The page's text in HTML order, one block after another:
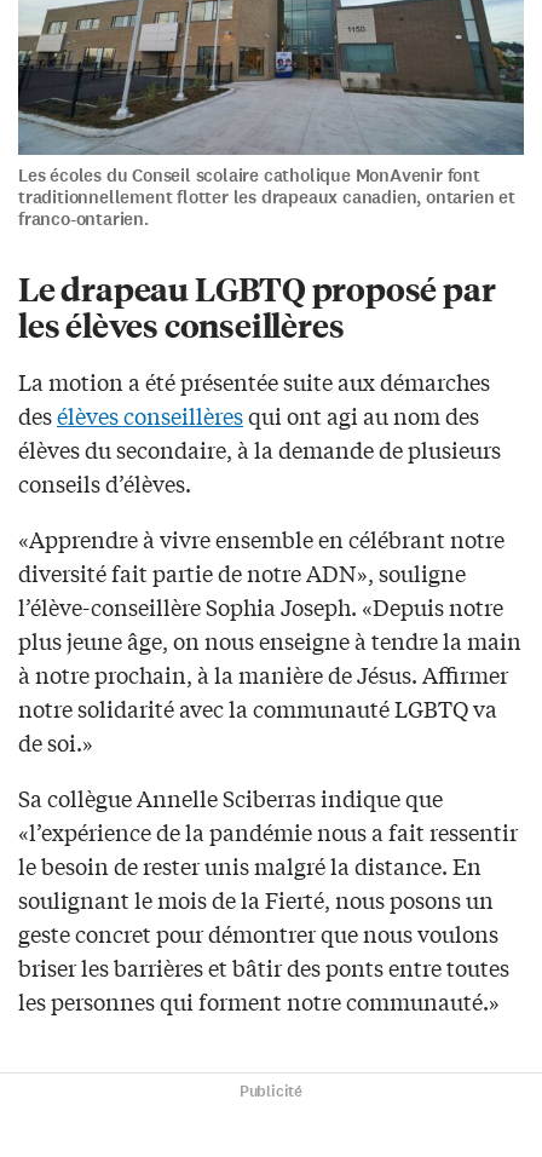
Les écoles du Conseil scolaire catholique MonAvenir font
traditionnellement flotter les drapeaux canadien, ontarien et
franco-ontarien.
Le drapeau LGBTQ proposé par
les élèves conseillères
La motion a été présentée suite aux démarches
desélèves conseillèresqui ont agi au nom des
élèves du secondaire, à la demande de plusieurs
conseils d’élèves.
«Apprendre à vivre ensemble en célébrant notre
diversité fait partie de notre ADN», souligne
l’élève-conseillère Sophia Joseph. «Depuis notre
plus jeune âge, on nous enseigne à tendre la main
à notre prochain, à la manière de Jésus. Affirmer
notre solidarité avec la communauté LGBTQ va
de soi.»
Sa collègue Annelle Sciberras indique que
«l’expérience de la pandémie nous a fait ressentir
le besoin de rester unis malgré la distance. En
soulignant le mois de la Fierté, nous posons un
geste concret pour démontrer que nous voulons
briser les barrières et bâtir des ponts entre toutes
les personnes qui forment notre communauté.»
Publicité